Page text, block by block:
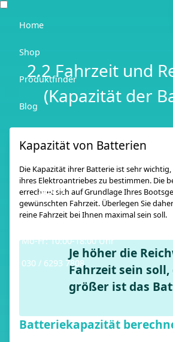
Home
Shop
Produktfinder
Blog
DE
Mo-Fr: 10:00-18:00 Uhr
030 / 6293 7808
2.2 Fahrzeit und
(Kapazität der
Kapazität von Batterien
Die Kapazität ihrer Batterie ist sehr
ihres Elektroantriebes zu bestimmen. Die
errechnet sich auf Grundlage Ihres
gewünschten Fahrzeit. Überlegen Sie
reine Fahrzeit bei Ihnen maximal sein soll.
Je höher die
Fahrzeit sein soll,
größer ist das
Batteriekapazität